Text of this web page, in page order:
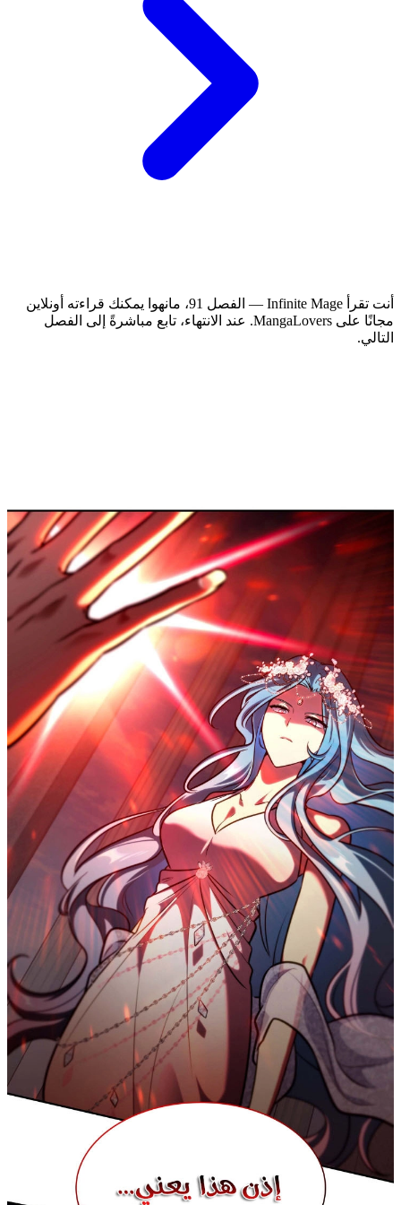
أنت تقرأ Infinite Mage — الفصل 91، مانهوا يمكنك قراءته أونلاين
مجانًا على MangaLovers.
عند الانتهاء، تابع مباشرةً إلى الفصل
التالي.